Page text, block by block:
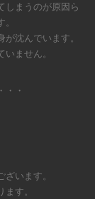
しまうのが原因ら
沈んでいます。
ません。
・・
います。
す。